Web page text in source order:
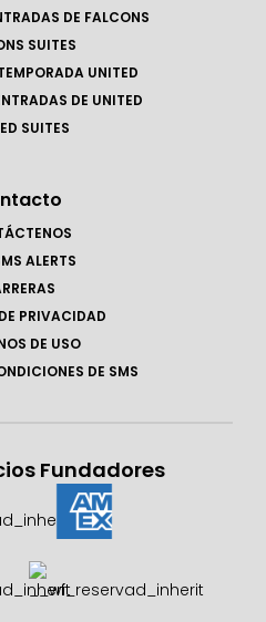
DE FALCONS
SUITES
UNITED
DE UNITED
SUITES
ALERTS
PRIVACIDAD
DE USO
DE SMS
Fundadores